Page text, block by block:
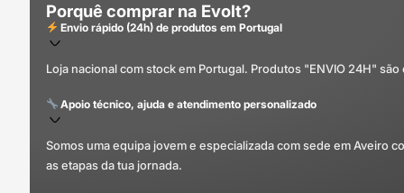
Porquê comprar na Evolt?
Envio rápido (24h) de produtos em Portugal
Loja nacional com stock em Portugal. Produtos "ENVIO 24H"
Apoio técnico, ajuda e atendimento personalizado
Somos uma equipa jovem e especializada com sede em Aveiro
as etapas da tua jornada.